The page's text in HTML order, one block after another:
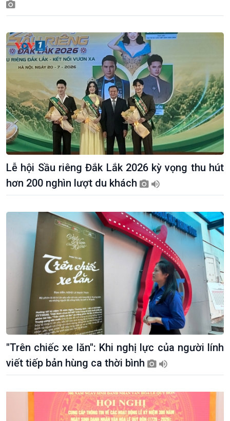
thương mại
Nam
Lễ hội Sầu riêng Đắk Lắk 2026 kỳ vọng thu hút
hơn 200 nghìn lượt du khách
"Trên chiếc xe lăn": Khi nghị lực của người lính
viết tiếp bản hùng ca thời bình